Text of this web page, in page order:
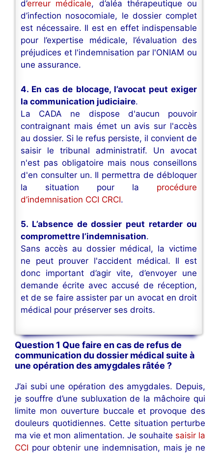
d’erreur médicale, d’aléa thérapeutique ou
d’infection nosocomiale, le dossier complet
est nécessaire. Il est en effet indispensable
pour l’expertise médicale, l’évaluation des
préjudices et l'indemnisation par l'ONIAM ou
une assurance.
4. En cas de blocage, l’avocat peut exiger
la communication judiciaire.
La CADA ne dispose d'aucun pouvoir
contraignant mais émet un avis sur l'accès
au dossier. Si le refus persiste, il convient de
saisir le tribunal administratif. Un avocat
n'est pas obligatoire mais nous conseillons
d'en consulter un. Il permettra de débloquer
la situation pour la procédure
d’indemnisation CCI CRCI.
5. L’absence de dossier peut retarder ou
compromettre l’indemnisation.
Sans accès au dossier médical, la victime
ne peut prouver l'accident médical. Il est
donc important d’agir vite, d’envoyer une
demande écrite avec accusé de réception,
et de se faire assister par un avocat en droit
médical pour préserver ses droits.
Question 1 Que faire en cas de refus de
communication du dossier médical suite à
une opération des amygdales râtée ?
J’ai subi une opération des amygdales. Depuis,
je souffre d’une subluxation de la mâchoire qui
limite mon ouverture buccale et provoque des
douleurs quotidiennes. Cette situation perturbe
ma vie et mon alimentation. Je souhaite saisir la
CCI pour obtenir une indemnisation, mais je ne